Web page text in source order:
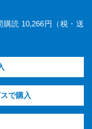
読 10,266円（税・送
で購入